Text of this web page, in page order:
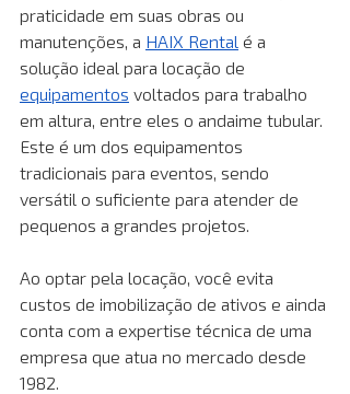
praticidade em suas obras ou
manutenções, a HAIX Rental é a
solução ideal para locação de
equipamentos voltados para trabalho
em altura, entre eles o andaime tubular.
Este é um dos equipamentos
tradicionais para eventos, sendo
versátil o suficiente para atender de
pequenos a grandes projetos.
Ao optar pela locação, você evita
custos de imobilização de ativos e ainda
conta com a expertise técnica de uma
empresa que atua no mercado desde
1982.